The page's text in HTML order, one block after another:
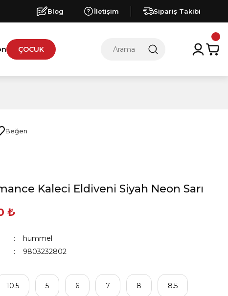
Blog İletişim Sipariş Takibi
ÇOCUK
Kaleci Eldiveni Siyah Neon Sarı
₺
hummel
9803232802
10.5 5 6 7 8 8.5